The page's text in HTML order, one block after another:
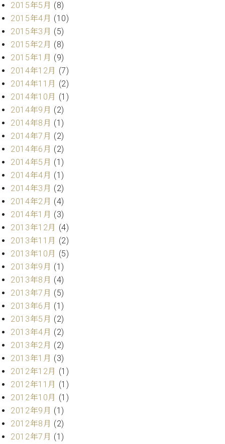
カ
ス
マ
ー
サ
ー
ビ
ス
(
律
)
ア
フ
タ
ー
ー
ビ
ス
(調
律)
律
師
紹
介
調
律
金
表
お
問
い
わ
せ
尾山調律師のブ
2015年5月 (8)
2015年4月 (10)
2015年3月 (5)
2015年2月 (8)
2015年1月 (9)
2014年12月 (7)
2014年11月 (2)
2014年10月 (1)
2014年9月 (2)
2014年8月 (1)
2014年7月 (2)
2014年6月 (2)
2014年5月 (1)
2014年4月 (1)
2014年3月 (2)
2014年2月 (4)
2014年1月 (3)
2013年12月 (4)
2013年11月 (2)
2013年10月 (5)
2013年9月 (1)
2013年8月 (4)
2013年7月 (5)
2013年6月 (1)
2013年5月 (2)
2013年4月 (2)
2013年2月 (2)
2013年1月 (3)
2012年12月 (1)
2012年11月 (1)
2012年10月 (1)
2012年9月 (1)
2012年8月 (2)
2012年7月 (1)